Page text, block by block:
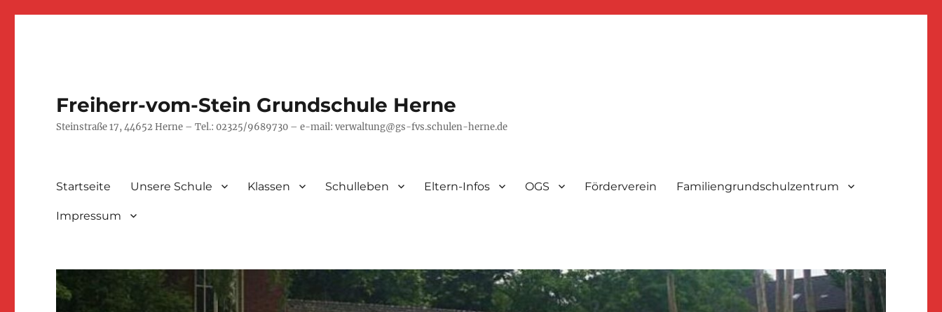
Freiherr-vom-Stein Grundschule Herne
Steinstraße 17, 44652 Herne – Tel.: 02325/9689730 – e-mail: verwaltung@gs-fvs.schulen-herne.de
Startseite Unsere Schule Klassen Schulleben Eltern-Infos OGS Förderverein Familiengrundschulzentrum
Impressum